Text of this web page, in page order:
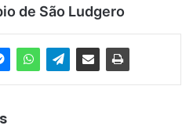
de São Ludgero